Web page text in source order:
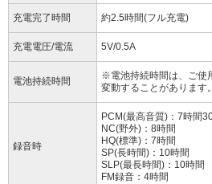
充電完了時間 約2.5時間(フル充電)
充電電圧/電流 5V/0.5A
電池持続時間
※電池持続時間は、ご使
変動することがあります。
録音時
PCM(最高音質)：7時間
NC(野外)：8時間
HQ(標準)：7時間
SP(長時間)：10時間
SLP(最長時間)：10時間
FM録音：4時間